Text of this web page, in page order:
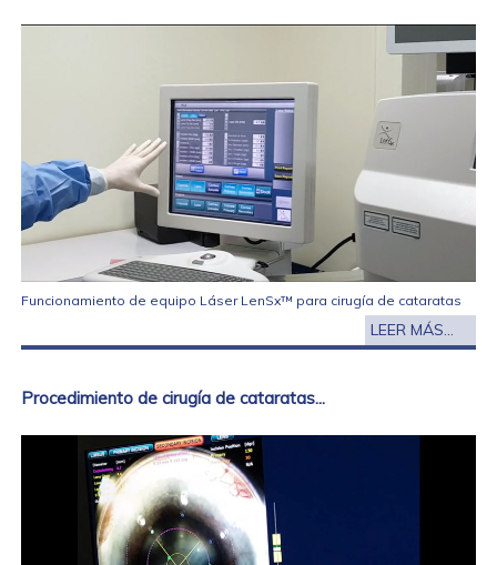
Funcionamiento de equipo Láser LenSx™ para cirugía de cataratas
LEER MÁS...
Procedimiento de cirugía de cataratas...